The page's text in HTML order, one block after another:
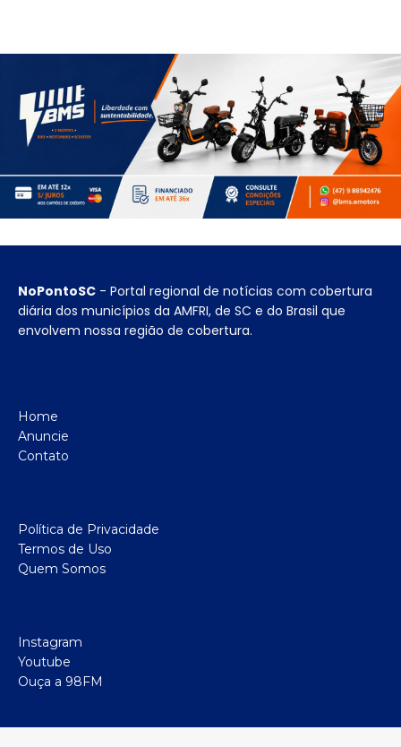
NoPontoSC - Portal regional de notícias com cobertura
diária dos municípios da AMFRI, de SC e do Brasil que
envolvem nossa região de cobertura.
Home
Anuncie
Contato
Política de Privacidade
Termos de Uso
Quem Somos
Instagram
Youtube
Ouça a 98FM